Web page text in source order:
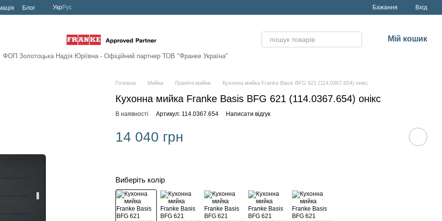
Блог УкрРус Бажання Вхід
ФОП Золотоцька Надія Юріївна - Офіційний партнер ТОВ "Франке Україна"
Мій кошик
Головна Мийки Гранітні мийки Кухонна мийка Franke Basis BFG 621 (114.0367.654) онікс
Кухонна мийка Franke Basis BFG 621 (114.0367.654) онікс
В наявності Артикул: 114.0367.654 Написати відгук
14 040 грн
Виберіть колір